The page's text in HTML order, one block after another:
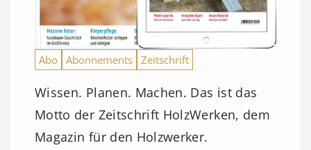
Abo Abonnements Zeitschrift
Wissen. Planen. Machen. Das ist das
Motto der Zeitschrift HolzWerken, dem
Magazin für den Holzwerker.